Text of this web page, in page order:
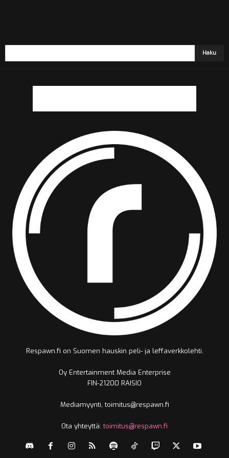
Respawn.fi on Suomen hauskin peli- ja leffaverkkolehti.
Oy Entertainment Media Enterprise
FIN-21200 RAISIO
Mediamyynti, toimitus@respawn.fi
Ota yhteyttä:toimitus@respawn.fi